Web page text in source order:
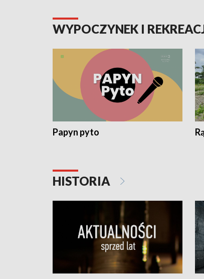
WYPOCZYNEK I
Papyn pyto
HISTORIA